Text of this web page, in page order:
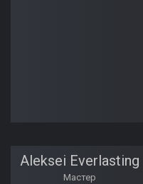
Aleksei Everlasting
Мастер